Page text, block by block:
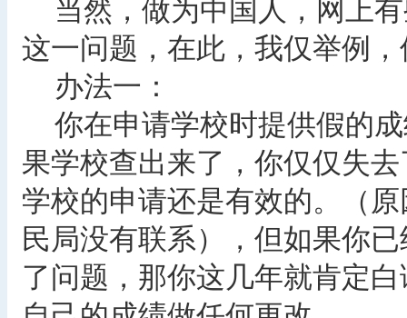
这一问题，在此，我仅举例
办法一：
你在申请学校时提供假的
果学校查出来了，你仅仅失
学校的申请还是有效的。（
民局没有联系），但如果你
了问题，那你这几年就肯定